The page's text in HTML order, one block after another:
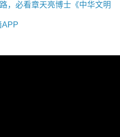
，必看章天亮博士《中华文明
APP